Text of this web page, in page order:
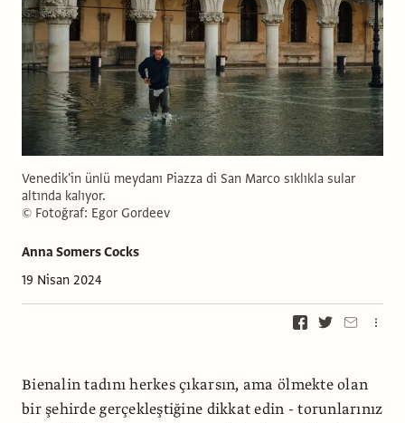
Anna Somers Cocks
19 Nisan 2024
Venedik'in ünlü meydanı Piazza di San Marco sıklıkla sular
altında kalıyor.
© Fotoğraf: Egor Gordeev
Bienalin tadını herkes çıkarsın, ama ölmekte olan
bir şehirde gerçekleştiğine dikkat edin - torunlarınız